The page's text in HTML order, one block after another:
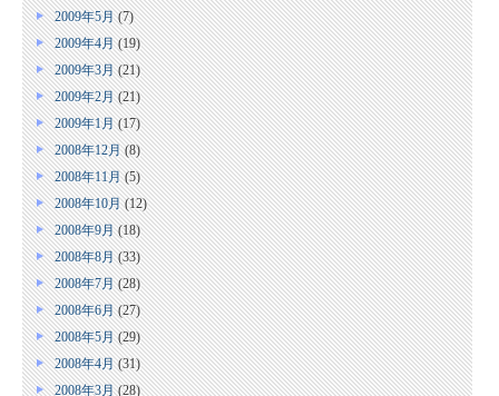
2009年5月(7)
2009年4月(19)
2009年3月(21)
2009年2月(21)
2009年1月(17)
2008年12月(8)
2008年11月(5)
2008年10月(12)
2008年9月(18)
2008年8月(33)
2008年7月(28)
2008年6月(27)
2008年5月(29)
2008年4月(31)
2008年3月(28)